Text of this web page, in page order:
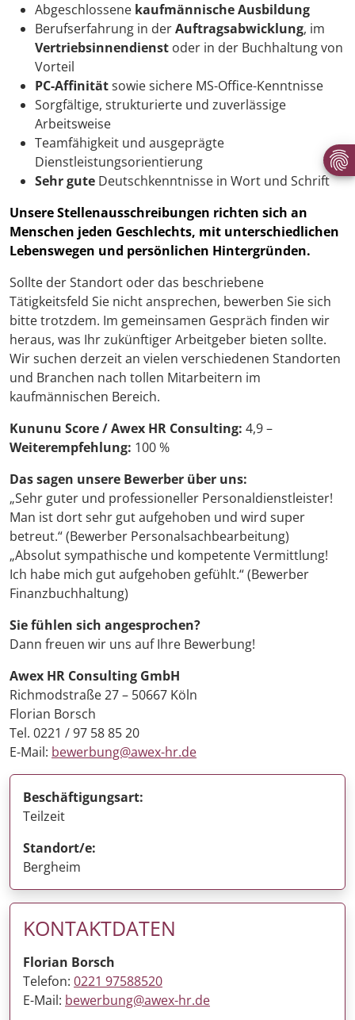
Abgeschlossene kaufmännische Ausbildung
Berufserfahrung in derAuftragsabwicklung, im
Vertriebsinnendienst oder in der Buchhaltung von
Vorteil
PC-Affinitätsowie sichere MS-Office-Kenntnisse
Sorgfältige, strukturierte und zuverlässige
Arbeitsweise
Teamfähigkeit und ausgeprägte
Dienstleistungsorientierung
Sehr gute Deutschkenntnisse in Wort und Schrift
Unsere Stellenausschreibungen richten sich an
Menschen jeden Geschlechts, mit unterschiedlichen
Lebenswegen und persönlichen Hintergründen.
Sollte der Standort oder das beschriebene
Tätigkeitsfeld Sie nicht ansprechen, bewerben Sie sich
bitte trotzdem. Im gemeinsamen Gespräch finden wir
heraus, was Ihr zukünftiger Arbeitgeber bieten sollte.
Wir suchen derzeit an vielen verschiedenen Standorten
und Branchen nach tollen Mitarbeitern im
kaufmännischen Bereich.
Kununu Score / Awex HR Consulting: 4,9 –
Weiterempfehlung: 100 %
Das sagen unsere Bewerber über uns:
„Sehr guter und professioneller Personaldienstleister!
Man ist dort sehr gut aufgehoben und wird super
betreut.“ (Bewerber Personalsachbearbeitung)
„Absolut sympathische und kompetente Vermittlung!
Ich habe mich gut aufgehoben gefühlt.“ (Bewerber
Finanzbuchhaltung)
Sie fühlen sich angesprochen?
Dann freuen wir uns auf Ihre Bewerbung!
Awex HR Consulting GmbH
Richmodstraße 27 – 50667 Köln
Florian Borsch
Tel. 0221 / 97 58 85 20
E-Mail: bewerbung@awex-hr.de
Beschäftigungsart:
Teilzeit
Standort/e:
Bergheim
KONTAKTDATEN
Florian Borsch
Telefon: 0221 97588520
E-Mail: bewerbung@awex-hr.de